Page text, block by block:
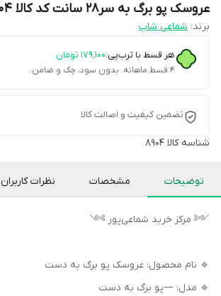
عروسک پو برگ به سر۲۸ سانت کد کالا ۸۹۰۴
برند: شماعی شاپ
هر قسط با ترب‌پی:۱۷۹٬۱۰۰ تومان
۴ قسط ماهانه. بدون سود، چک و ضامن.
تضمین کیفیت و اصالت کالا
شناسه کالا ۸۹۰۴
توضیحات مشخصات نظرات کاربران
༺ مرکز خرید شماعی‌پور ༻
🔹 نام محصول: عروسک پو برگ به دست
🔹 مدل: —پو برگ به دست